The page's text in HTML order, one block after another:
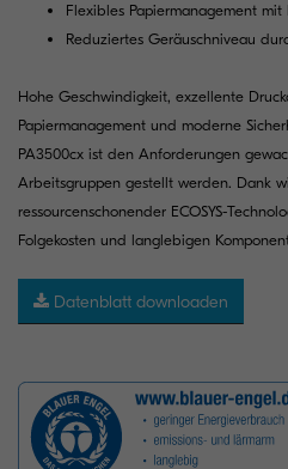
Flexibles Papiermanagement
Reduziertes Geräuschniveau
Hohe Geschwindigkeit, exzellente
Papiermanagement und moderne
PA3500cx ist den Anforderungen
Arbeitsgruppen gestellt werden. Dank
ressourcenschonender ECOSYS-
Folgekosten und langlebigen
Datenblatt downloaden